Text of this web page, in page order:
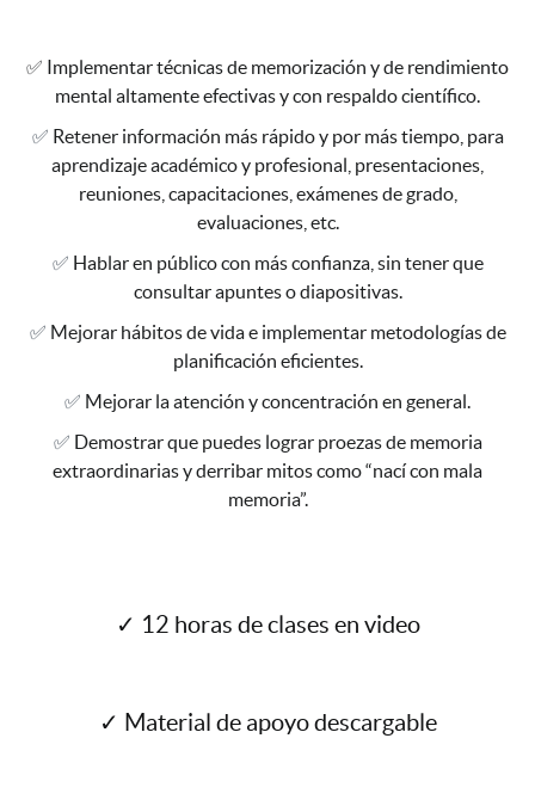
✅ Implementar técnicas de memorización y de rendimiento
mental altamente efectivas y con respaldo científico.
✅ Retener información más rápido y por más tiempo, para
aprendizaje académico y profesional, presentaciones,
reuniones, capacitaciones, exámenes de grado,
evaluaciones, etc.
✅ Hablar en público con más confianza, sin tener que
consultar apuntes o diapositivas.
✅ Mejorar hábitos de vida e implementar metodologías de
planificación eficientes.
✅ Mejorar la atención y concentración en general.
✅ Demostrar que puedes lograr proezas de memoria
extraordinarias y derribar mitos como “nací con mala
memoria”.
✓ 12 horas de clases en video
✓ Material de apoyo descargable